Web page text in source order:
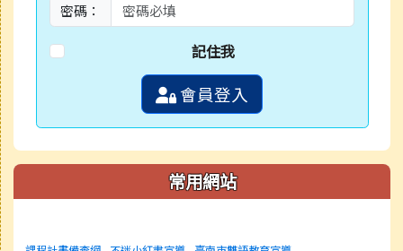
密碼：
記住我
會員登入
常用網站